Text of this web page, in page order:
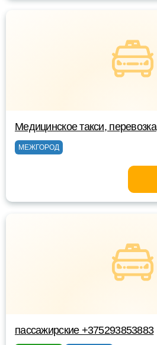
Медицинское такси, перевозка
МЕЖГОРОД
пассажирские +375293853883